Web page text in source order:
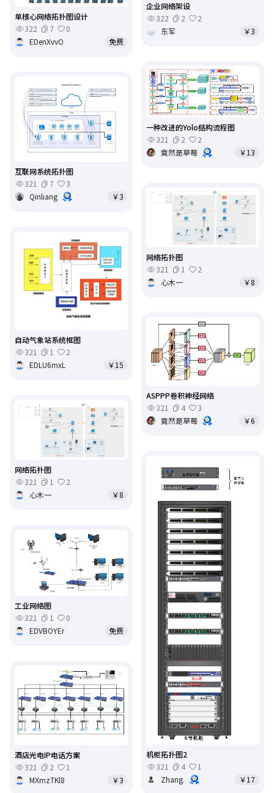
企业网络架设
322
2
2
东军
￥3
单核心网络拓扑图设计
322
7
0
EDenXvvO
免费
一种改进的Yolo结构流程图
321
2
2
竟然是草莓
￥13
互联网系统拓扑图
321
7
3
Qinliang
￥3
网络拓扑图
321
1
2
心木一
￥8
自动气象站系统框图
321
1
2
EDLU6mxL
￥15
ASPPP卷积神经网络
321
4
3
竟然是草莓
￥6
网络拓扑图
321
1
2
心木一
￥8
机柜拓扑图2
321
4
1
Zhang.
￥17
工业网络图
321
1
0
EDVBOYEr
免费
酒店光电IP电话方案
321
2
1
MXmzTKl8
￥3